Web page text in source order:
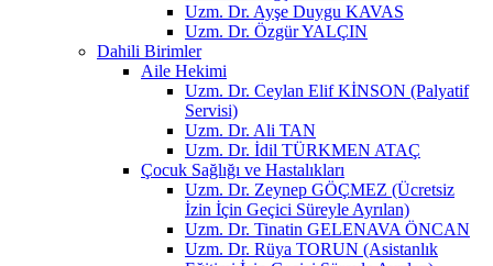
Uzm. Dr. Ayşe Duygu KAVAS
Uzm. Dr. Özgür YALÇIN
Dahili Birimler
Aile Hekimi
Uzm. Dr. Ceylan Elif KİNSON (Palyatif
Servisi)
Uzm. Dr. Ali TAN
Uzm. Dr. İdil TÜRKMEN ATAÇ
Çocuk Sağlığı ve Hastalıkları
Uzm. Dr. Zeynep GÖÇMEZ (Ücretsiz
İzin İçin Geçici Süreyle Ayrılan)
Uzm. Dr. Tinatin GELENAVA ÖNCAN
Uzm. Dr. Rüya TORUN (Asistanlık